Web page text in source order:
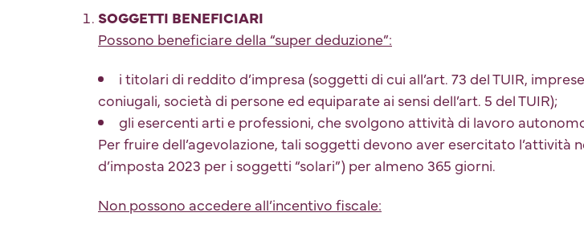
SOGGETTI BENEFICIARI
Possono beneficiare della “super deduzione”:
i titolari di reddito d’impresa (soggetti di cui all’art. 73 del TUIR,
coniugali, società di persone ed equiparate ai sensi dell’art. 5 del TUIR);
gli esercenti arti e professioni, che svolgono attività di lavoro autonomo
Per fruire dell’agevolazione, tali soggetti devono aver esercitato l’attività
d’imposta 2023 per i soggetti “solari”) per almeno 365 giorni.
Non possono accedere all’incentivo fiscale: